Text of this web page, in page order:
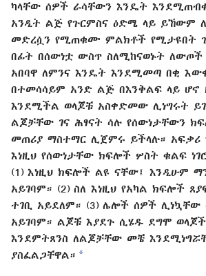
ካላቸው ሰዎች ራሳቸውን እንዴት
አንዲት ልጅ የጉርምስና ዕድሜ ላይ ይኸውም
መድረሷን የሚጠቁሙ ምልክቶች የሚታዩበት
በፊት በሰውነቷ ውስጥ ስለሚከናወኑት ለውጦች
አበባዋ ለምንና እንዴት እንደሚመጣ በቂ
በተመሳሳይም አንድ ልጅ በእንቅልፍ ላይ ሆኖ
እንደሚችል ወላጆቹ አስቀድመው ሊነግሩት
ልጆቻቸው ገና ሕፃናት ሳሉ የሰውነታቸውን
መጠሪያ ማስተማር ሊጀምሩ ይችላሉ። አፍቃሪ
እነዚህ የሰውነታቸው ክፍሎች ሦስት ቁልፍ
(1) እነዚህ ክፍሎች ልዩ ናቸው፤ እንዲሁም
አይገባም። (2) ስለ እነዚህ የአካል ክፍሎች
ተገቢ አይደለም። (3) ሌሎች ሰዎች
አይገባም። ልጆቹ እያደጉ ሲሄዱ ደግሞ
እንደምትጸንስ ለልጆቻቸው መቼ
ያስፈልጋቸዋል። *